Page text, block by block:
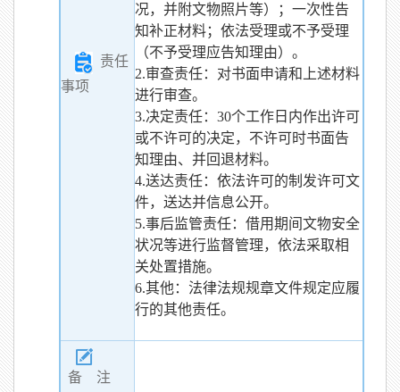
责任
事项
况，并附文物照片等）；一次性告
知补正材料；依法受理或不予受理
（不予受理应告知理由）。
2.审查责任：对书面申请和上述材料
进行审查。
3.决定责任：30个工作日内作出许可
或不许可的决定，不许可时书面告
知理由、并回退材料。
4.送达责任：依法许可的制发许可文
件，送达并信息公开。
5.事后监管责任：借用期间文物安全
状况等进行监督管理，依法采取相
关处置措施。
6.其他：法律法规规章文件规定应履
行的其他责任。
备 注